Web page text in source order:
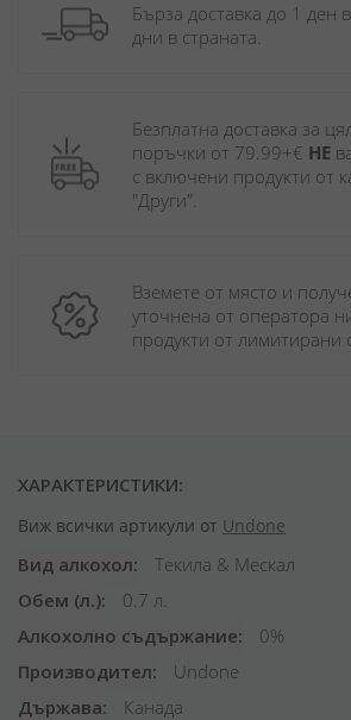
Бърза доставка до 1 ден
дни в страната.
Безплатна доставка за
поръчки от 79.99+€ НЕ
с включени продукти от
"Други".
Вземете от място и
уточнена от оператора
продукти от лимитирани
ХАРАКТЕРИСТИКИ:
Виж всички артикули от Undone
Вид алкохол
Текила & Мескал
Обем (л.)
0.7 л.
Алкохолно съдържание
0%
Производител
Undone
Държава
Канада